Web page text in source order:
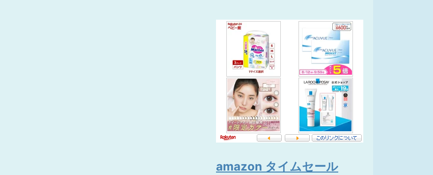
amazon タイムセール